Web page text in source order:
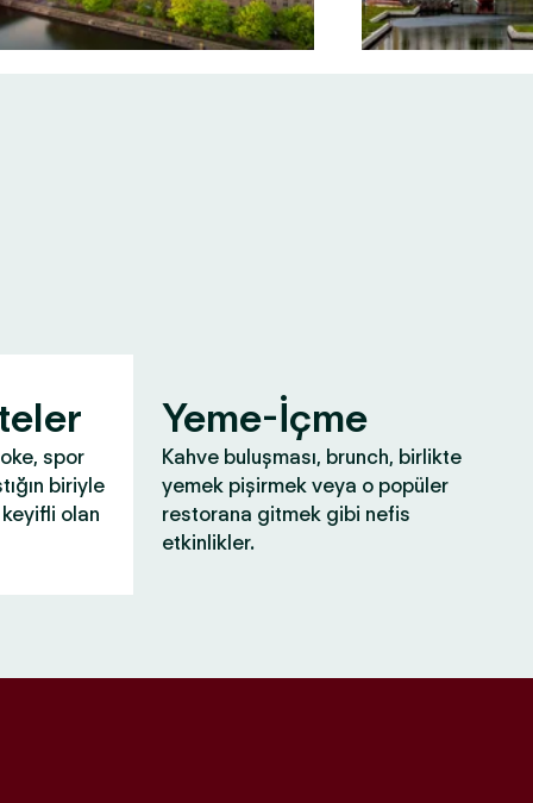
spor
biriyle
keyifli olan
Yeme-İçme
Kahve buluşması, brunch, birlikte
yemek pişirmek veya o popüler
restorana gitmek gibi nefis
etkinlikler.